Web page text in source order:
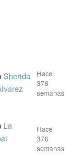
Sherida
Hace
376
semanas
La
Hace
376
semanas